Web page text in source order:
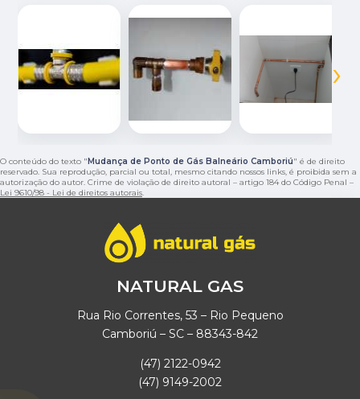
‹ ›
O conteúdo do texto "Mudança de Ponto de Gás Balneário Camboriú" é de direito
reservado. Sua reprodução, parcial ou total, mesmo citando nossos links, é proibida sem a
autorização do autor. Crime de violação de direito autoral – artigo 184 do Código Penal –
Lei 9610/98 - Lei de direitos autorais.
NATURAL GAS
Rua Rio Correntes, 53 – Rio Pequeno
Camboriú – SC – 88343-842
(47) 2122-0942
(47) 9149-2002